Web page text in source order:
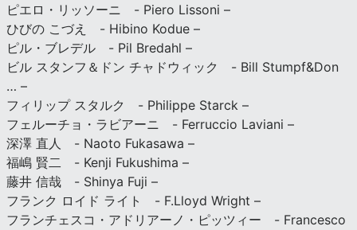
ピエロ・リッソーニ - Piero Lissoni –
ひびの こづえ - Hibino Kodue –
ピル・ブレデル - Pil Bredahl –
ビル スタンフ＆ドン チャドウィック - Bill Stumpf&Don
… –
フィリップ スタルク - Philippe Starck –
フェルーチョ・ラビアーニ - Ferruccio Laviani –
深澤 直人 - Naoto Fukasawa –
福嶋 賢二 - Kenji Fukushima –
藤井 信哉 - Shinya Fuji –
フランク ロイド ライト - F.Lloyd Wright –
フランチェスコ・アドリアーノ・ピッツィー - Francesco